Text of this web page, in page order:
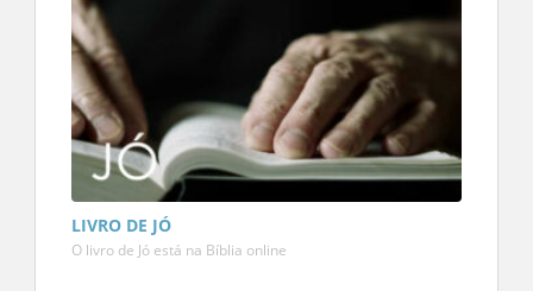
LIVRO DE JÓ
O livro de Jó está na Bíblia online